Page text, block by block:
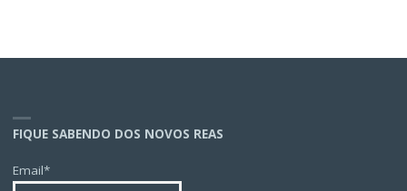
FIQUE SABENDO DOS NOVOS REAS
Email*